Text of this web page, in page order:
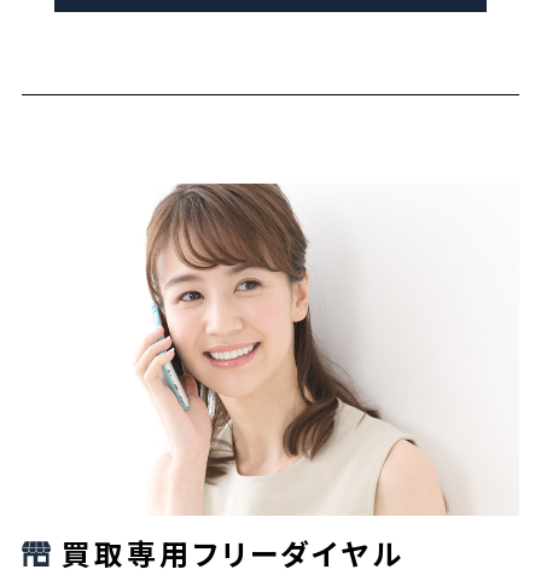
買取専用フリーダイヤル